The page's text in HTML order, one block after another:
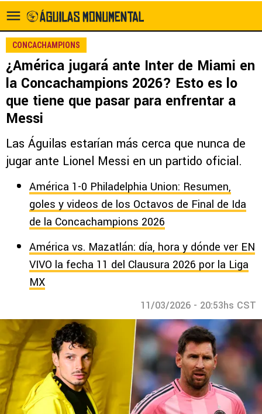
CONCACHAMPIONS
¿América jugará ante Inter de Miami en
la Concachampions 2026? Esto es lo
que tiene que pasar para enfrentar a
Messi
Las Águilas estarían más cerca que nunca de
jugar ante Lionel Messi en un partido oficial.
América 1-0 Philadelphia Union: Resumen,
goles y videos de los Octavos de Final de Ida
de la Concachampions 2026
América vs. Mazatlán: día, hora y dónde ver EN
VIVO la fecha 11 del Clausura 2026 por la Liga
MX
11/03/2026 - 20:53hs CST